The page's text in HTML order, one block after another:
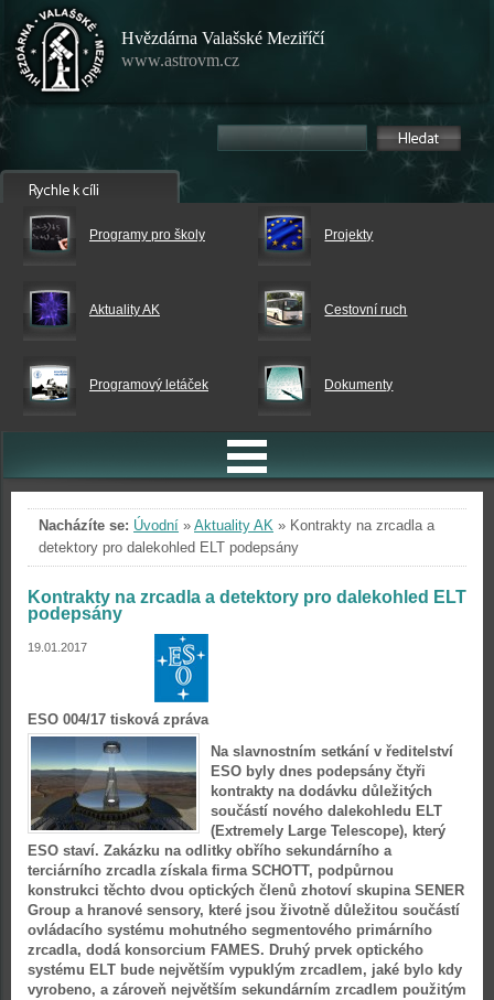
Hvězdárna Valašské Meziříčí
www.astrovm.cz
Programy pro školy Projekty
Aktuality AK Cestovní ruch
Programový letáček Dokumenty
Nacházíte se: Úvodní » Aktuality AK » Kontrakty na zrcadla a
detektory pro dalekohled ELT podepsány
Kontrakty na zrcadla a detektory pro dalekohled ELT
podepsány
19.01.2017
ESO 004/17 tisková zpráva
Na slavnostním setkání v ředitelství
ESO byly dnes podepsány čtyři
kontrakty na dodávku důležitých
součástí nového dalekohledu ELT
(Extremely Large Telescope), který
ESO staví. Zakázku na odlitky obřího sekundárního a
terciárního zrcadla získala firma SCHOTT, podpůrnou
konstrukci těchto dvou optických členů zhotoví skupina SENER
Group a hranové sensory, které jsou životně důležitou součástí
ovládacího systému mohutného segmentového primárního
zrcadla, dodá konsorcium FAMES. Druhý prvek optického
systému ELT bude největším vypuklým zrcadlem, jaké bylo kdy
vyrobeno, a zároveň největším sekundárním zrcadlem použitým